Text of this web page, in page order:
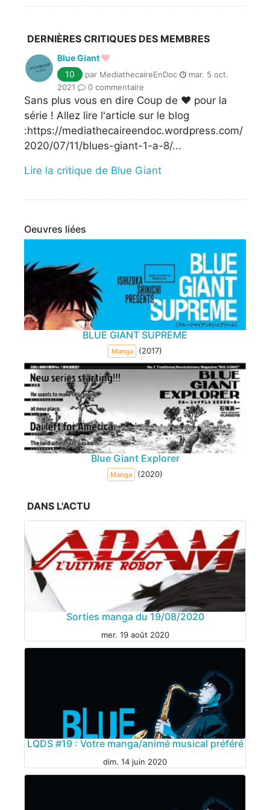
DERNIÈRES CRITIQUES DES MEMBRES
Blue Giant
10
par MediathecaireEnDoc
mar. 5 oct.
2021
0 commentaire
Sans plus vous en dire Coup de ♥ pour la
série ! Allez lire l'article sur le blog
:https://mediathecaireendoc.wordpress.com/
2020/07/11/blues-giant-1-a-8/...
Lire la critique de Blue Giant
Oeuvres liées
BLUE GIANT SUPREME
Manga (2017)
Blue Giant Explorer
Manga (2020)
DANS L'ACTU
Sorties manga du 19/08/2020
mer. 19 août 2020
LQDS #19 : Votre manga/animé musical préféré
dim. 14 juin 2020